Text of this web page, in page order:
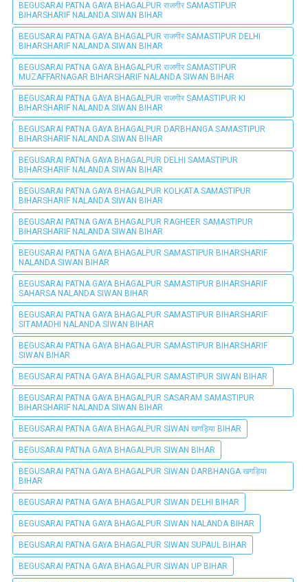
BEGUSARAI PATNA GAYA BHAGALPUR राजगीर SAMASTIPUR
BIHARSHARIF NALANDA SIWAN BIHAR
BEGUSARAI PATNA GAYA BHAGALPUR राजगीर SAMASTIPUR DELHI
BIHARSHARIF NALANDA SIWAN BIHAR
BEGUSARAI PATNA GAYA BHAGALPUR राजगीर SAMASTIPUR
MUZAFFARNAGAR BIHARSHARIF NALANDA SIWAN BIHAR
BEGUSARAI PATNA GAYA BHAGALPUR राजगीर SAMASTIPUR KI
BIHARSHARIF NALANDA SIWAN BIHAR
BEGUSARAI PATNA GAYA BHAGALPUR DARBHANGA SAMASTIPUR
BIHARSHARIF NALANDA SIWAN BIHAR
BEGUSARAI PATNA GAYA BHAGALPUR DELHI SAMASTIPUR
BIHARSHARIF NALANDA SIWAN BIHAR
BEGUSARAI PATNA GAYA BHAGALPUR KOLKATA SAMASTIPUR
BIHARSHARIF NALANDA SIWAN BIHAR
BEGUSARAI PATNA GAYA BHAGALPUR RAGHEER SAMASTIPUR
BIHARSHARIF NALANDA SIWAN BIHAR
BEGUSARAI PATNA GAYA BHAGALPUR SAMASTIPUR BIHARSHARIF
NALANDA SIWAN BIHAR
BEGUSARAI PATNA GAYA BHAGALPUR SAMASTIPUR BIHARSHARIF
SAHARSA NALANDA SIWAN BIHAR
BEGUSARAI PATNA GAYA BHAGALPUR SAMASTIPUR BIHARSHARIF
SITAMADHI NALANDA SIWAN BIHAR
BEGUSARAI PATNA GAYA BHAGALPUR SAMASTIPUR BIHARSHARIF
SIWAN BIHAR
BEGUSARAI PATNA GAYA BHAGALPUR SAMASTIPUR SIWAN BIHAR
BEGUSARAI PATNA GAYA BHAGALPUR SASARAM SAMASTIPUR
BIHARSHARIF NALANDA SIWAN BIHAR
BEGUSARAI PATNA GAYA BHAGALPUR SIWAN खगड़िया BIHAR
BEGUSARAI PATNA GAYA BHAGALPUR SIWAN BIHAR
BEGUSARAI PATNA GAYA BHAGALPUR SIWAN DARBHANGA खगड़िया
BIHAR
BEGUSARAI PATNA GAYA BHAGALPUR SIWAN DELHI BIHAR
BEGUSARAI PATNA GAYA BHAGALPUR SIWAN NALANDA BIHAR
BEGUSARAI PATNA GAYA BHAGALPUR SIWAN SUPAUL BIHAR
BEGUSARAI PATNA GAYA BHAGALPUR SIWAN UP BIHAR